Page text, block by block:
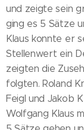
und zeigte sein
ging es 5 Sätze
Klaus konnte er
Stellenwert ein
zeigten die
folgten. Roland
Feigl und Jakob
Wolfgang Klaus